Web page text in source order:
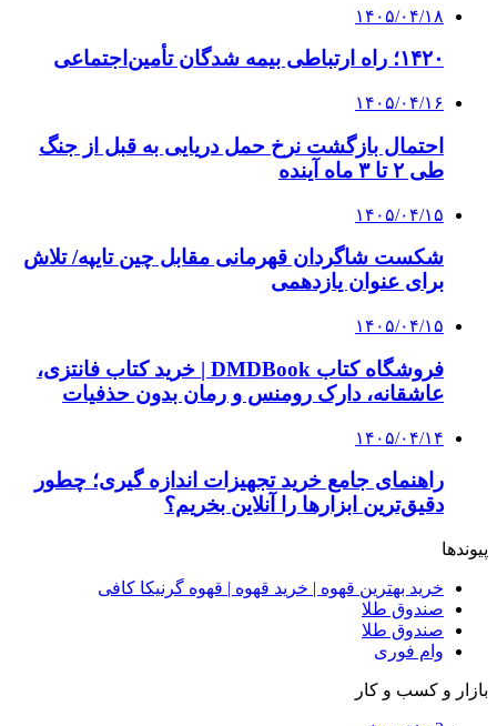
3 هفته پیش
خرید ابزار آلات دستی و صنعتی زیر قیمت بازار؛
چطور ابزار اصل را با بهترین قیمت تهیه کنیم؟
4 هفته پیش
چرا انتخاب تامین‌کننده تجهیزات جوشکاری، کیفیت
پروژه را تعیین می‌کند؟
4 هفته پیش
از کجا تجهیزات ترافیکی باکیفیت بخریم؟ راهنمای
انتخاب بهترین فروشنده
۱۴۰۵/۰۴/۱۸
راه اندازی مرغداری؛ محاسبه هزینه، درآمد و سود با
طرح توجیهی
۱۴۰۵/۰۴/۱۵
فروشگاه کتاب DMDBook | خرید کتاب فانتزی،
عاشقانه، دارک رومنس و رمان بدون حذفیات
۱۴۰۵/۰۴/۱۴
راهنمای جامع خرید تجهیزات اندازه گیری؛ چطور
دقیق‌ترین ابزارها را آنلاین بخریم؟
۱۴۰۵/۰۴/۰۹